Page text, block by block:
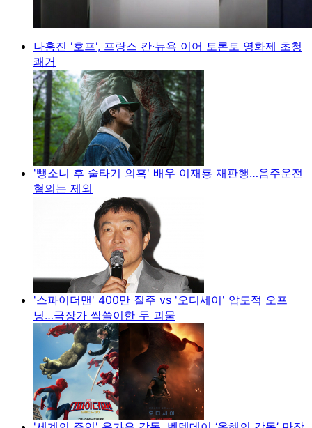
나홍진 '호프', 프랑스 칸·뉴욕 이어 토론토 영화제 초청
쾌거
'뺑소니 후 술타기 의혹' 배우 이재룡 재판행…음주운전
혐의는 제외
'스파이더맨' 400만 질주 vs '오디세이' 압도적 오프
닝…극장가 싹쓸이한 두 괴물